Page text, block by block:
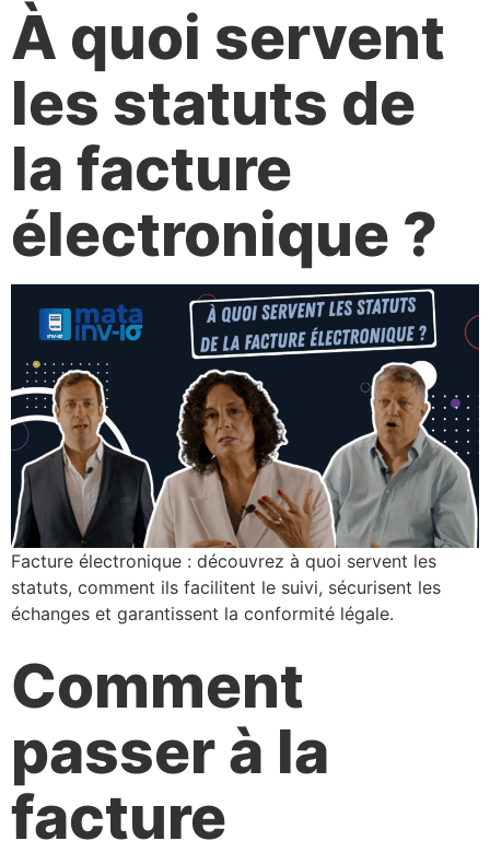
À quoi servent
les statuts de
la facture
électronique ?
Facture électronique : découvrez à quoi servent les
statuts, comment ils facilitent le suivi, sécurisent les
échanges et garantissent la conformité légale.
Comment
passer à la
facture